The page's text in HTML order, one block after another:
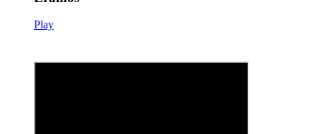
Play